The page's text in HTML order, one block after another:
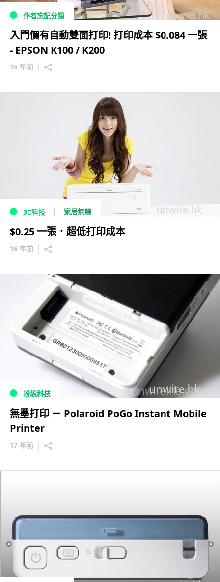
作者忘記分類
入門價有自動雙面打印! 打印成本 $0.084 一張
- EPSON K100 / K200
15 年前
3C科技 家居無線
$0.25 一張．超低打印成本
16 年前
扮靚科技
無墨打印 － Polaroid PoGo Instant Mobile
Printer
17 年前